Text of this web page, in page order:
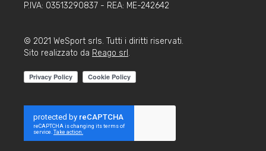
P.IVA: 03513290837 - REA: ME-242642
© 2021 WeSport srls. Tutti i diritti riservati.
Sito realizzato da Reago srl .